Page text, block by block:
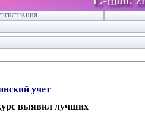
учет
выявил лучших